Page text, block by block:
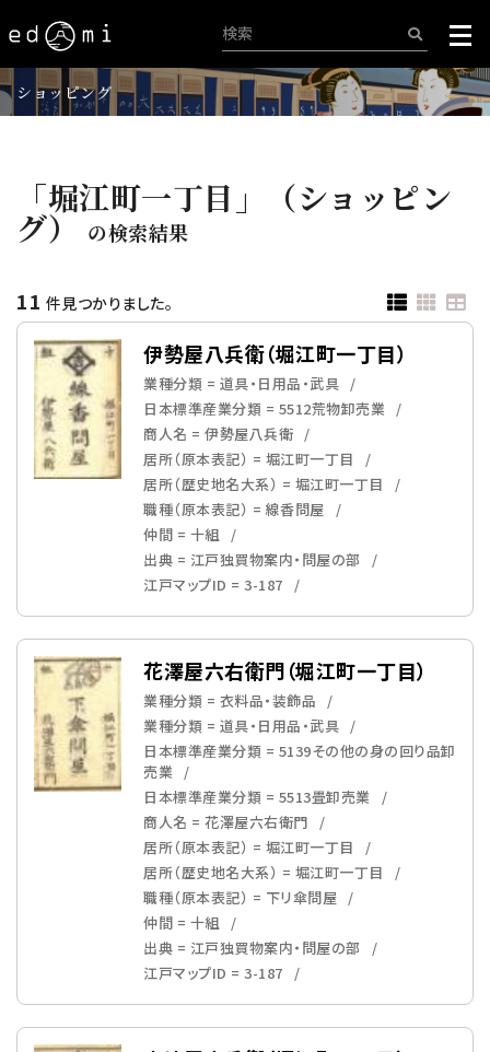
ショッピング
「堀江町一丁目」（ショッピン
グ） の検索結果
11 件見つかりました。
伊勢屋八兵衛（堀江町一丁目）
業種分類 = 道具・日用品・武具
日本標準産業分類 = 5512荒物卸売業
商人名 = 伊勢屋八兵衛
居所（原本表記） = 堀江町一丁目
居所（歴史地名大系） = 堀江町一丁目
職種（原本表記） = 線香問屋
仲間 = 十組
出典 = 江戸独買物案内・問屋の部
江戸マップID = 3-187
花澤屋六右衛門（堀江町一丁目）
業種分類 = 衣料品・装飾品
業種分類 = 道具・日用品・武具
日本標準産業分類 = 5139その他の身の回り品卸
売業
日本標準産業分類 = 5513畳卸売業
商人名 = 花澤屋六右衛門
居所（原本表記） = 堀江町一丁目
居所（歴史地名大系） = 堀江町一丁目
職種（原本表記） = 下リ傘問屋
仲間 = 十組
出典 = 江戸独買物案内・問屋の部
江戸マップID = 3-187